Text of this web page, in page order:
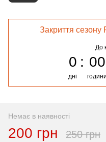
Закриття
До
0
дні
00
години
Немає в наявності
200 грн 250 грн